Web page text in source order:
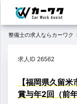
整備士の求人ならカーワク
求人ID 26562
【福岡県久留
賞与年2回（前